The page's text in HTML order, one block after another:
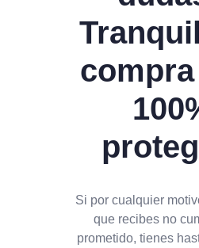
Si por cualquier
que recibes no
prometido, tienes